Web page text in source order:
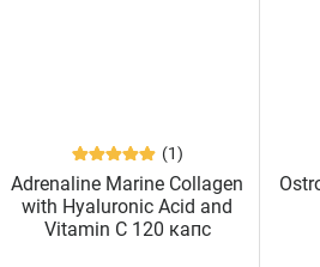
(1)
Adrenaline Marine Collagen
with Hyaluronic Acid and
Vitamin C 120 капс